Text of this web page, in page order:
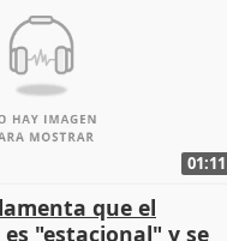
01:11
que el
"estacional" y se